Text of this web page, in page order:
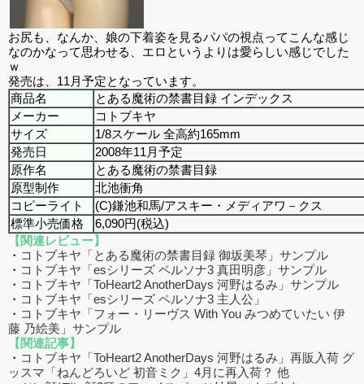
お尻も、なんか、娘の下着姿を見るパパの視点ってこんな感じ
なのかなって思わせる、エロというよりは愛らしい感じでした
ｗ
発売は、11月予定となっています。
商品名
とある魔術の禁書目録 インデックス
メーカー
コトブキヤ
サイズ
1/8スケール 全高約165mm
発売日
2008年11月予定
原作名
とある魔術の禁書目録
原型制作
北池衝角
コピーライト
(C)鎌池和馬/アスキー・メディアワ－クス
標準小売価格
6,090円(税込)
【関連レビュー】
・ コトブキヤ「とある魔術の禁書目録 御坂美琴」サンプル
・ コトブキヤ「esシリーズ ペルソナ3 真田明彦」サンプル
・ コトブキヤ「ToHeart2 AnotherDays 河野はるみ」サンプル
・ コトブキヤ「esシリーズ ペルソナ3 主人公」
・ コトブキヤ「フォー・リーヴス With You みつめていたい 伊
藤 乃絵美」サンプル
【関連記事】
・ コトブキヤ「ToHeart2 AnotherDays 河野はるみ」再販入荷 グ
ッスマ「ねんどろいど 初音ミク」4月に再入荷？ 他